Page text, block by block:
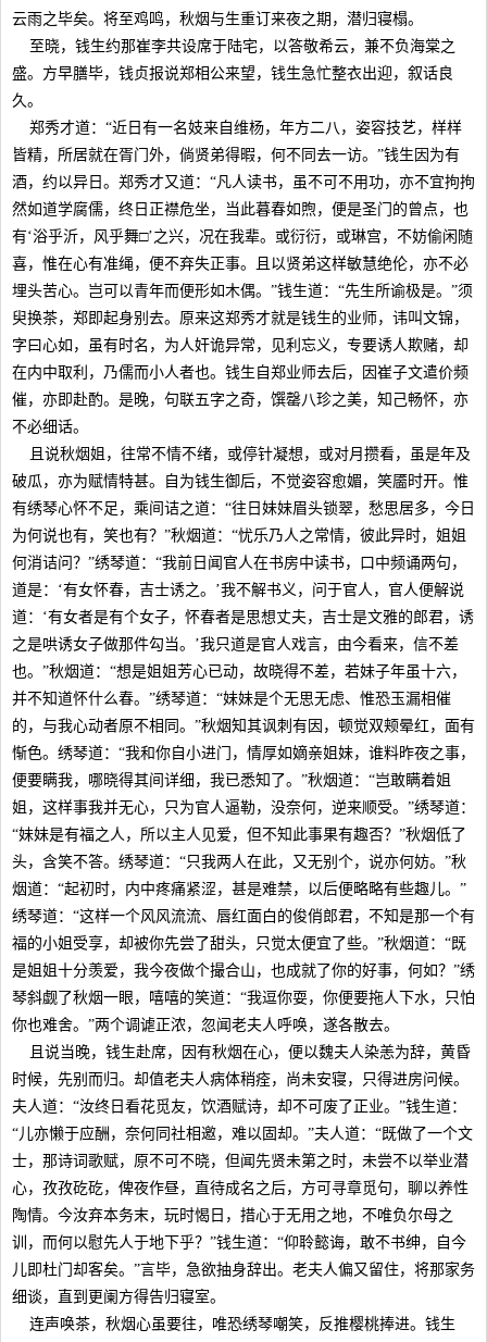
云雨之毕矣。将至鸡鸣，秋烟与生重订来夜之期，潜归寝榻。
至晓，钱生约那崔李共设席于陆宅，以答敬希云，兼不负海棠之
盛。方早膳毕，钱贞报说郑相公来望，钱生急忙整衣出迎，叙话良
久。
郑秀才道：“近日有一名妓来自维杨，年方二八，姿容技艺，样样
皆精，所居就在胥门外，倘贤弟得暇，何不同去一访。”钱生因为有
酒，约以异日。郑秀才又道：“凡人读书，虽不可不用功，亦不宜拘拘
然如道学腐儒，终日正襟危坐，当此暮春如煦，便是圣门的曾点，也
有‘浴乎沂，风乎舞□’之兴，况在我辈。或衍衍，或琳宫，不妨偷闲随
喜，惟在心有准绳，便不弃失正事。且以贤弟这样敏慧绝伦，亦不必
埋头苦心。岂可以青年而便形如木偶。”钱生道：“先生所谕极是。”须
臾换茶，郑即起身别去。原来这郑秀才就是钱生的业师，讳叫文锦，
字曰心如，虽有时名，为人奸诡异常，见利忘义，专要诱人欺赌，却
在内中取利，乃儒而小人者也。钱生自郑业师去后，因崔子文遣价频
催，亦即赴酌。是晚，句联五字之奇，馔罄八珍之美，知己畅怀，亦
不必细话。
且说秋烟姐，往常不情不绪，或停针凝想，或对月攒看，虽是年及
破瓜，亦为赋情特甚。自为钱生御后，不觉姿容愈媚，笑靥时开。惟
有绣琴心怀不足，乘间诘之道：“往日妹妹眉头锁翠，愁思居多，今日
为何说也有，笑也有？”秋烟道：“忧乐乃人之常情，彼此异时，姐姐
何消诘问？”绣琴道：“我前日闻官人在书房中读书，口中频诵两句，
道是：‘有女怀春，吉士诱之。’我不解书义，问于官人，官人便解说
道：‘有女者是有个女子，怀春者是思想丈夫，吉士是文雅的郎君，诱
之是哄诱女子做那件勾当。’我只道是官人戏言，由今看来，信不差
也。”秋烟道：“想是姐姐芳心已动，故晓得不差，若妹子年虽十六，
并不知道怀什么春。”绣琴道：“妹妹是个无思无虑、惟恐玉漏相催
的，与我心动者原不相同。”秋烟知其讽刺有因，顿觉双颊晕红，面有
惭色。绣琴道：“我和你自小进门，情厚如嫡亲姐妹，谁料昨夜之事，
便要瞒我，哪晓得其间详细，我已悉知了。”秋烟道：“岂敢瞒着姐
姐，这样事我并无心，只为官人逼勒，没奈何，逆来顺受。”绣琴道：
“妹妹是有福之人，所以主人见爱，但不知此事果有趣否？”秋烟低了
头，含笑不答。绣琴道：“只我两人在此，又无别个，说亦何妨。”秋
烟道：“起初时，内中疼痛紧涩，甚是难禁，以后便略略有些趣儿。”
绣琴道：“这样一个风风流流、唇红面白的俊俏郎君，不知是那一个有
福的小姐受享，却被你先尝了甜头，只觉太便宜了些。”秋烟道：“既
是姐姐十分羡爱，我今夜做个撮合山，也成就了你的好事，何如？”绣
琴斜觑了秋烟一眼，嘻嘻的笑道：“我逗你耍，你便要拖人下水，只怕
你也难舍。”两个调谑正浓，忽闻老夫人呼唤，遂各散去。
且说当晚，钱生赴席，因有秋烟在心，便以魏夫人染恙为辞，黄昏
时候，先别而归。却值老夫人病体稍痊，尚未安寝，只得进房问候。
夫人道：“汝终日看花觅友，饮酒赋诗，却不可废了正业。”钱生道：
“儿亦懒于应酬，奈何同社相邀，难以固却。”夫人道：“既做了一个文
士，那诗词歌赋，原不可不晓，但闻先贤未第之时，未尝不以举业潜
心，孜孜矻矻，俾夜作昼，直待成名之后，方可寻章觅句，聊以养性
陶情。今汝弃本务末，玩时愒日，措心于无用之地，不唯负尔母之
训，而何以慰先人于地下乎？”钱生道：“仰聆懿诲，敢不书绅，自今
儿即杜门却客矣。”言毕，急欲抽身辞出。老夫人偏又留住，将那家务
细谈，直到更阑方得告归寝室。
连声唤茶，秋烟心虽要往，唯恐绣琴嘲笑，反推樱桃捧进。钱生